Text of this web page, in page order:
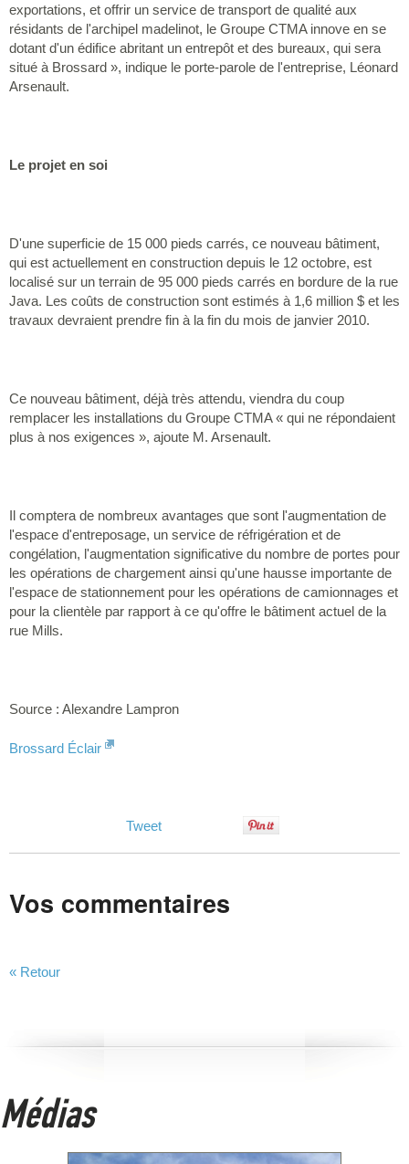
exportations, et offrir un service de transport de qualité aux
résidants de l'archipel madelinot, le Groupe CTMA innove en se
dotant d'un édifice abritant un entrepôt et des bureaux, qui sera
situé à Brossard », indique le porte-parole de l'entreprise, Léonard
Arsenault.
Le projet en soi
D'une superficie de 15 000 pieds carrés, ce nouveau bâtiment,
qui est actuellement en construction depuis le 12 octobre, est
localisé sur un terrain de 95 000 pieds carrés en bordure de la rue
Java. Les coûts de construction sont estimés à 1,6 million $ et les
travaux devraient prendre fin à la fin du mois de janvier 2010.
Ce nouveau bâtiment, déjà très attendu, viendra du coup
remplacer les installations du Groupe CTMA « qui ne répondaient
plus à nos exigences », ajoute M. Arsenault.
Il comptera de nombreux avantages que sont l'augmentation de
l'espace d'entreposage, un service de réfrigération et de
congélation, l'augmentation significative du nombre de portes pour
les opérations de chargement ainsi qu'une hausse importante de
l'espace de stationnement pour les opérations de camionnages et
pour la clientèle par rapport à ce qu'offre le bâtiment actuel de la
rue Mills.
Source : Alexandre Lampron
Brossard Éclair
Tweet
Vos commentaires
« Retour
Médias